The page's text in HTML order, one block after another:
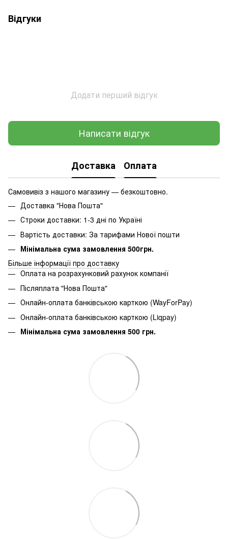
Відгуки
Додати перший відгук
Написати відгук
Доставка Оплата
Самовивіз з нашого магазину — безкоштовно.
Доставка "Нова Пошта"
Строки доставки: 1-3 дні по Україні
Вартість доставки: За тарифами Нової пошти
Мінімальна сума замовлення 500грн.
Більше інформації про доставку
Оплата на розрахунковий рахунок компанії
Післяплата "Нова Пошта"
Онлайн-оплата банківською карткою (WayForPay)
Онлайн-оплата банківською карткою (Liqpay)
Мінімальна сума замовлення 500 грн.